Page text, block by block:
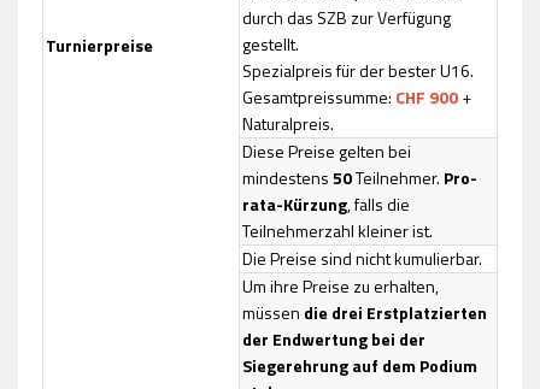
Turnierpreise
durch das SZB zur Verfügung
gestellt.
Spezialpreis für der bester U16.
Gesamtpreissumme: CHF 900+
Naturalpreis.
Diese Preise gelten bei
mindestens50Teilnehmer. Pro-
rata-Kürzung, falls die
Teilnehmerzahl kleiner ist.
Die Preise sind nicht kumulierbar.
Um ihre Preise zu erhalten,
müssen die drei Erstplatzierten
der Endwertung bei der
Siegerehrung auf dem Podium